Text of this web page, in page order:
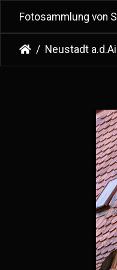
Fotosammlung von
Neustadt